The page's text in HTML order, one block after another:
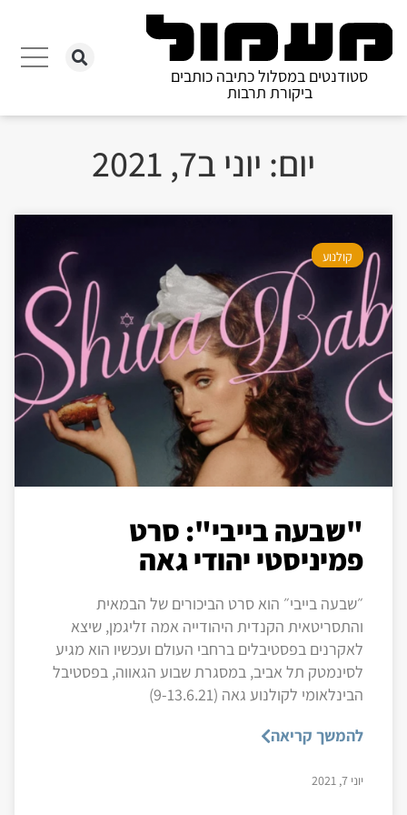
סטודנטים במסלול כתיבה כותבים
ביקורת תרבות
יום: יוני ב7, 2021
קולנוע
"שבעה בייבי": סרט
פמיניסטי יהודי גאה
״שבעה בייבי״ הוא סרט הביכורים של הבמאית
והתסריטאית הקנדית היהודייה אמה זליגמן, שיצא
לאקרנים בפסטיבלים ברחבי העולם ועכשיו הוא מגיע
לסינמטק תל אביב, במסגרת שבוע הגאווה, בפסטיבל
הבינלאומי לקולנוע גאה (9-13.6.21)
להמשך קריאה
יוני 7, 2021